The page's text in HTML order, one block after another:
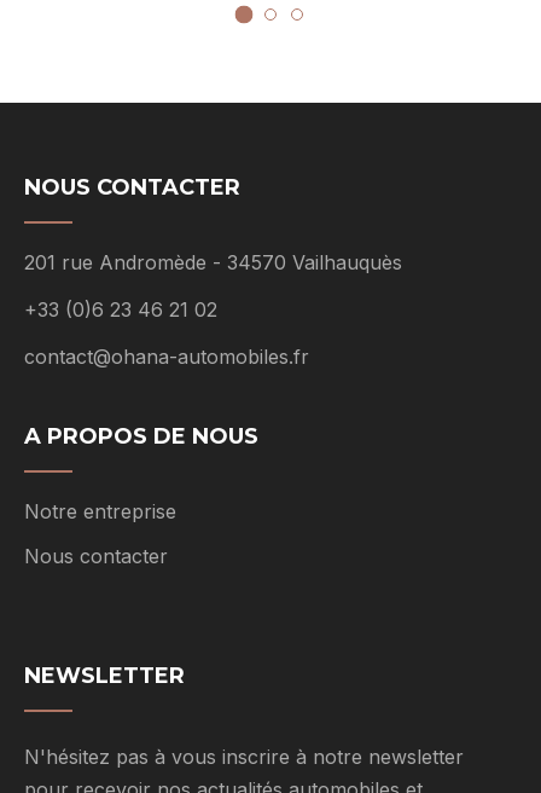
NOUS CONTACTER
201 rue Andromède - 34570 Vailhauquès
+33 (0)6 23 46 21 02
contact@ohana-automobiles.fr
A PROPOS DE NOUS
Notre entreprise
Nous contacter
NEWSLETTER
N'hésitez pas à vous inscrire à notre newsletter